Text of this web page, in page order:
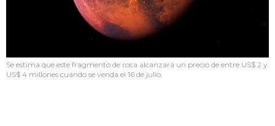
Se estima que este fragmento de roca alcanzará un precio de entre US$ 2 y
US$ 4 millones cuando se venda el 16 de julio.